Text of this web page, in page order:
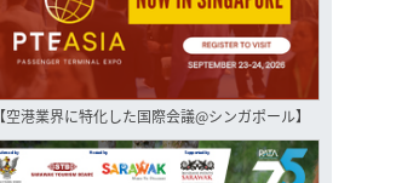
【空港業界に特化した国際会議@シンガポール】